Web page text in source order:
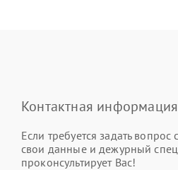
Контактная информация
Если требуется задать вопрос
свои данные и дежурный
проконсультирует Вас!